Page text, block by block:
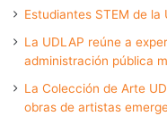
Estudiantes STEM de
La UDLAP reúne a
administración pública
La Colección de Arte
obras de artistas